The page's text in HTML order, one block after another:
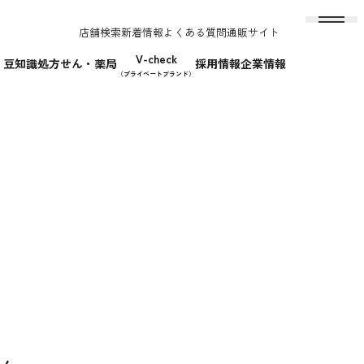
店舗検索新着情報よくある質問通販サイト
知識処方せん・薬局 V-check
（プライベートブランド）
採用情報企業情報